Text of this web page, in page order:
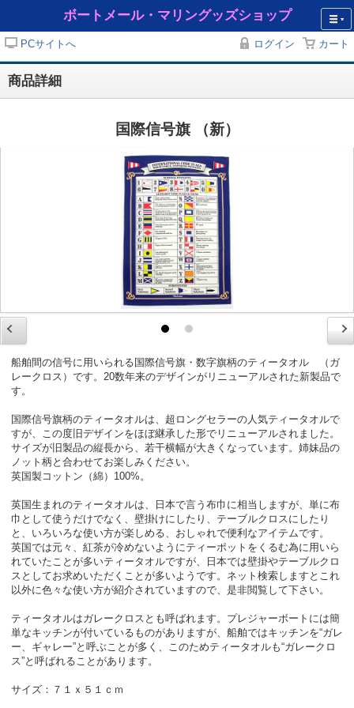
ボートメール・マリングッズショップ
PCサイトへ ログイン カート
商品詳細
国際信号旗 （新）
船舶間の信号に用いられる国際信号旗・数字旗柄のティータオル （ガ
レークロス）です。20数年来のデザインがリニューアルされた新製品で
す。
国際信号旗柄のティータオルは、超ロングセラーの人気ティータオルで
すが、この度旧デザインをほぼ継承した形でリニューアルされました。
サイズが旧製品の縦長から、若干横幅が大きくなっています。姉妹品の
ノット柄と合わせてお楽しみください。
英国製コットン（綿）100%。
英国生まれのティータオルは、日本で言う布巾に相当しますが、単に布
巾として使うだけでなく、壁掛けにしたり、テーブルクロスにしたり
と、いろいろな使い方が楽しめる、おしゃれで便利なアイテムです。
英国では元々、紅茶が冷めないようにティーポットをくるむ為に用いら
れていたことが多いティータオルですが、日本では壁掛やテーブルクロ
スとしてお求めいただくことが多いようです。ネット検索しますとこれ
以外に色々な使い方が紹介されていますので、是非閲覧して下さい。
ティータオルはガレークロスとも呼ばれます。プレジャーボートには簡
単なキッチンが付いているものがありますが、船舶ではキッチンを“ガレ
ー、ギャレー”と呼ぶことが多く、このためティータオルも“ガレークロ
ス”と呼ばれることがあります。
サイズ：７１ｘ５１ｃｍ